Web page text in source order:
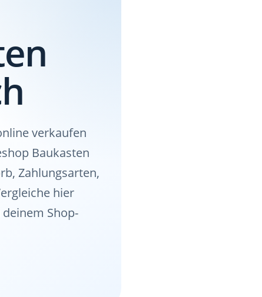
verkaufen
Baukasten
Zahlungsarten,
hier
Shop-